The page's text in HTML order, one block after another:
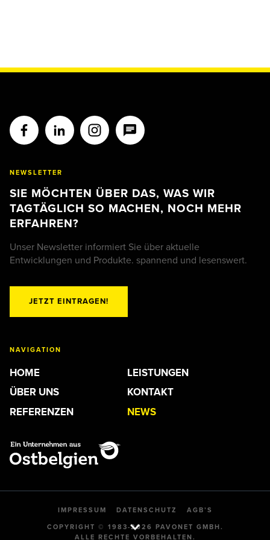
NEWSLETTER
SIE MÖCHTEN ÜBER DAS, WAS WIR
TAGTÄGLICH SO MACHEN, NOCH MEHR
ERFAHREN?
Unser Newsletter informiert Sie über aktuelle
Entwicklungen und Produkte. spannend und lesenswert.
JETZT EINTRAGEN!
NAVIGATION
HOME
ÜBER UNS
REFERENZEN
LEISTUNGEN
KONTAKT
NEWS
IMPRESSUM DATENSCHUTZ
AGB’S
COPYRIGHT © 1983-2026 PAVONET GMBH.
ALLE RECHTE VORBEHALTEN.